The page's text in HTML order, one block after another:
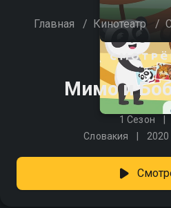
Главная / Кинотеатр /
Мимо и
1 Сезон
Словакия 2020